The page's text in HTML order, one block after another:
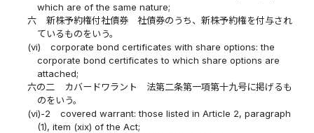
which are of the same nature;
六
新株予約権付社債券 社債券のうち、新株予約権を付与され
ているものをいう。
(vi)
corporate bond certificates with share options: the
corporate bond certificates to which share options are
attached;
六の二
カバードワラント 法第二条第一項第十九号に掲げるも
のをいう。
(vi)-2
covered warrant: those listed in Article 2, paragraph
(1), item (xix) of the Act;